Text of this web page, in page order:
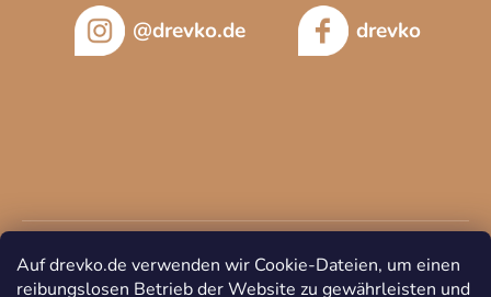
Auf drevko.de verwenden wir Cookie-Dateien, um einen
reibungslosen Betrieb der Website zu gewährleisten und
@drevko.de drevko